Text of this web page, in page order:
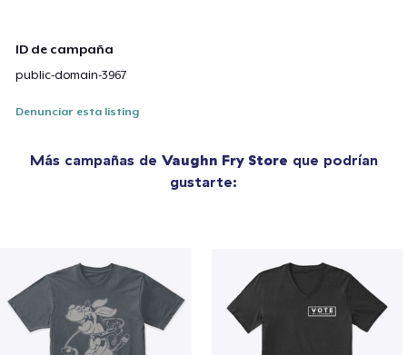
ID de campaña
public-domain-3967
Denunciar esta listing
Más campañas de Vaughn Fry Store que podrían
gustarte: